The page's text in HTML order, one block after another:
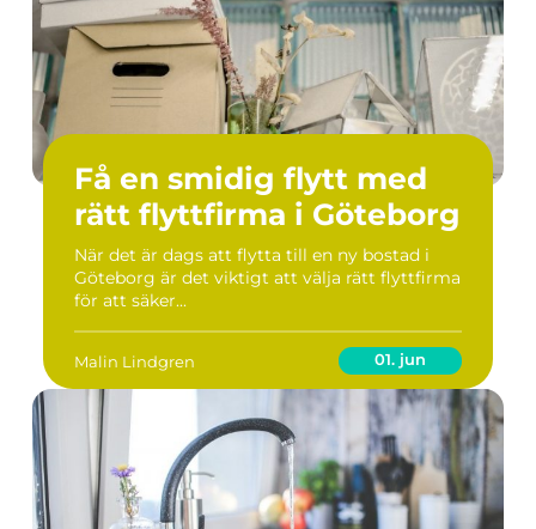
Få en smidig flytt med
rätt flyttfirma i Göteborg
När det är dags att flytta till en ny bostad i
Göteborg är det viktigt att välja rätt flyttfirma
för att säker...
Malin Lindgren 01. jun